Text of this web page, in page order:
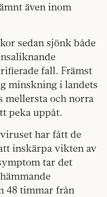
även inom
sedan sjönk både
fall. Främst
minskning i landets
mellersta och norra
peka uppåt.
har fått de
inskärpa vikten av
tar det
48 timmar från